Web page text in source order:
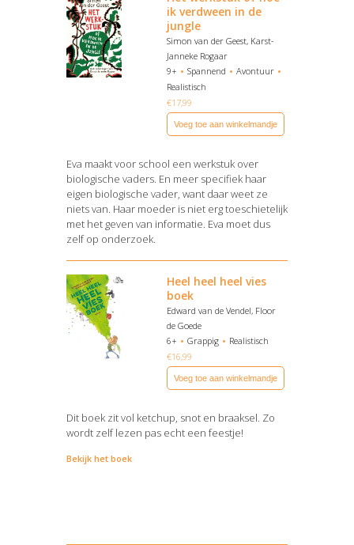
ik verdween in de
jungle
Simon van der Geest, Karst-
Janneke Rogaar
9+
Spannend
Avontuur
Realistisch
€17,99
Voeg toe aan winkelmandje
Eva maakt voor school een werkstuk over
biologische vaders. En meer specifiek haar
eigen biologische vader, want daar weet ze
niets van. Haar moeder is niet erg toeschietelijk
met het geven van informatie. Eva moet dus
zelf op onderzoek.
Bekijk het boek
Heel heel heel vies
boek
Edward van de Vendel, Floor
de Goede
6+
Grappig
Realistisch
€16,99
Voeg toe aan winkelmandje
Dit boek zit vol ketchup, snot en braaksel. Zo
wordt zelf lezen pas echt een feestje!
Bekijk het boek